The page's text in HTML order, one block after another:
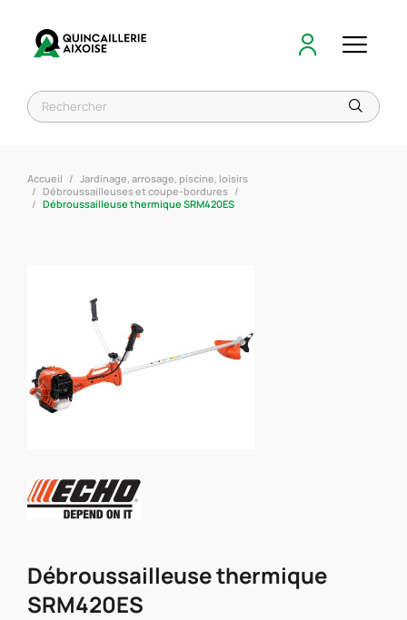
Accueil
Jardinage, arrosage, piscine, loisirs
Débroussailleuses et coupe-bordures
Débroussailleuse thermique SRM420ES
Débroussailleuse thermique
SRM420ES